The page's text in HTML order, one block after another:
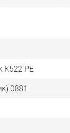
K522 PE
0881